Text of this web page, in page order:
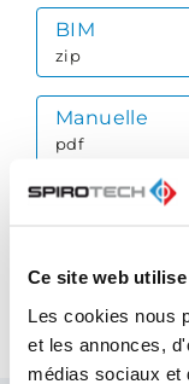
Ce site web
Les cookies nous
et les annonces,
médias sociaux et
BIM
zip
Manuelle
pdf
Fiche
pdf